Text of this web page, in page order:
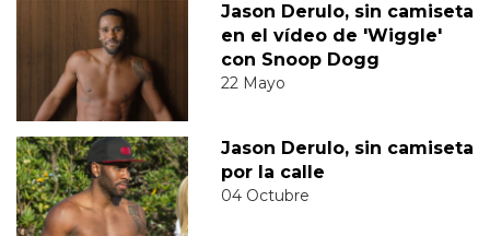
Jason Derulo, sin camiseta
en el vídeo de 'Wiggle'
con Snoop Dogg
22 Mayo
Jason Derulo, sin camiseta
por la calle
04 Octubre